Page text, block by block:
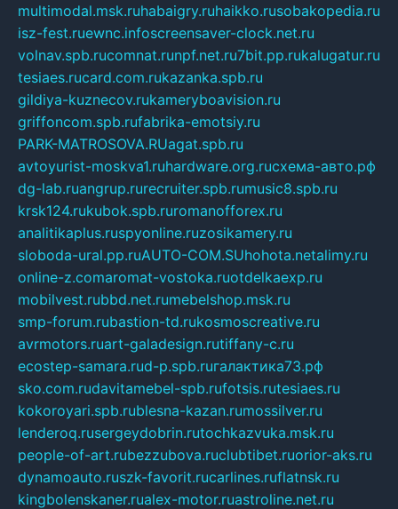
multimodal.msk.ruhabaigry.ruhaikko.rusobakopedia.ru
isz-fest.ruewnc.infoscreensaver-clock.net.ru
volnav.spb.rucomnat.runpf.net.ru7bit.pp.rukalugatur.ru
tesiaes.rucard.com.rukazanka.spb.ru
gildiya-kuznecov.rukameryboavision.ru
griffoncom.spb.rufabrika-emotsiy.ru
PARK-MATROSOVA.RUagat.spb.ru
avtoyurist-moskva1.ruhardware.org.ruсхема-авто.рф
dg-lab.ruangrup.rurecruiter.spb.rumusic8.spb.ru
krsk124.rukubok.spb.ruromanofforex.ru
analitikaplus.ruspyonline.ruzosikamery.ru
sloboda-ural.pp.ruAUTO-COM.SUhohota.netalimy.ru
online-z.comaromat-vostoka.ruotdelkaexp.ru
mobilvest.rubbd.net.rumebelshop.msk.ru
smp-forum.rubastion-td.rukosmoscreative.ru
avrmotors.ruart-galadesign.rutiffany-c.ru
ecostep-samara.rud-p.spb.ruгалактика73.рф
sko.com.rudavitamebel-spb.rufotsis.rutesiaes.ru
kokoroyari.spb.rublesna-kazan.rumossilver.ru
lenderoq.rusergeydobrin.rutochkazvuka.msk.ru
people-of-art.rubezzubova.ruclubtibet.ruorior-aks.ru
dynamoauto.ruszk-favorit.rucarlines.ruflatnsk.ru
kingbolenskaner.rualex-motor.ruastroline.net.ru